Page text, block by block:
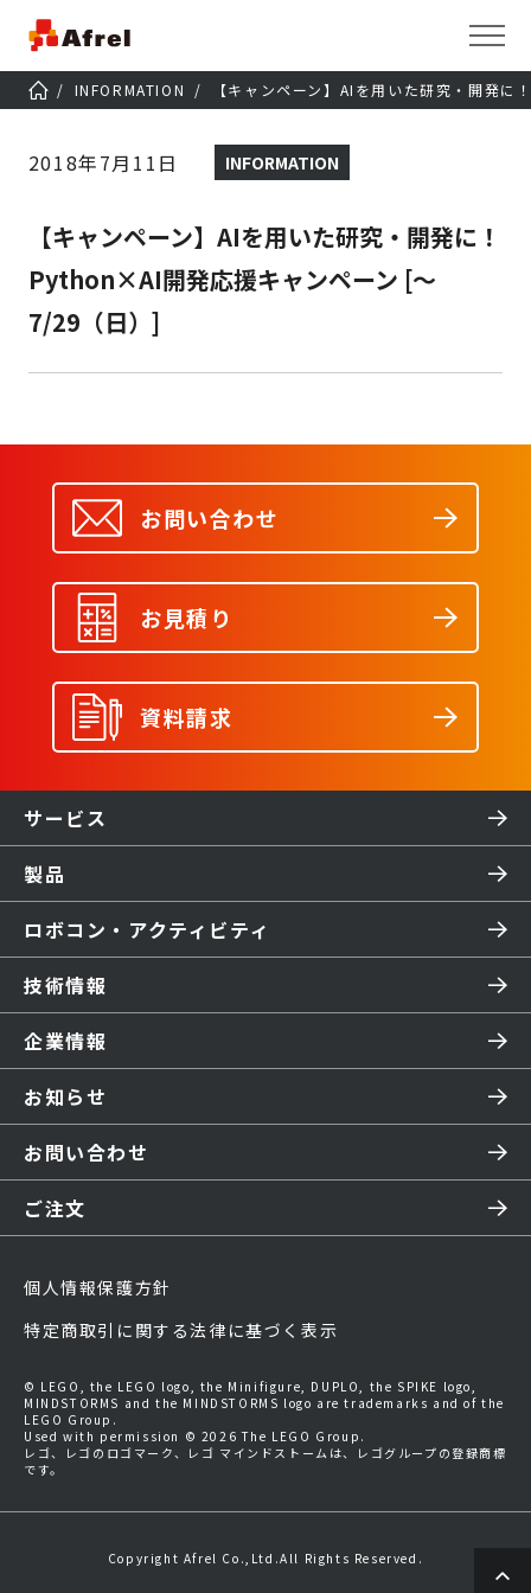
INFORMATION 【キャンペーン】AIを用いた研究・開発
2018年7月11日 INFORMATION
【キャンペーン】AIを用いた研究・開発に！
Python×AI開発応援キャンペーン [～
7/29（日）]
お問い合わせ
お見積り
資料請求
サービス
製品
ロボコン・アクティビティ
技術情報
企業情報
お知らせ
お問い合わせ
ご注文
個人情報保護方針
特定商取引に関する法律に基づく表示
© LEGO, the LEGO logo, the Minifigure, DUPLO, the SPIKE logo,
MINDSTORMS and the MINDSTORMS logo are trademarks and of the
LEGO Group.
Used with permission © 2026 The LEGO Group.
レゴ、レゴのロゴマーク、レゴ マインドストームは、レゴグループの登録商標
です。
Copyright Afrel Co.,Ltd.All Rights Reserved.